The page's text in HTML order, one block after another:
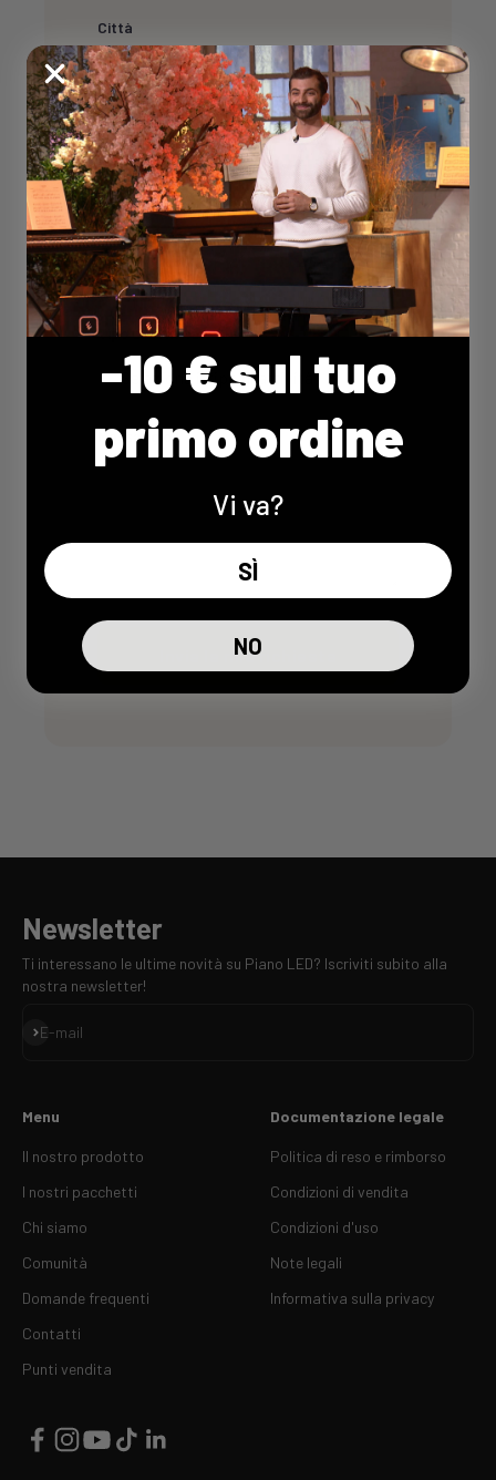
Città
E-mail *
Telefono
Tipo di attività *
Messaggio *
Invia la mia richiesta
Newsletter
Ti interessano le ultime novità su Piano LED? Iscriviti subito alla
nostra newsletter!
E-mail
Iscriviti
Menu
Il nostro prodotto
I nostri pacchetti
Chi siamo
Comunità
Domande frequenti
Contatti
Punti vendita
Documentazione legale
Politica di reso e rimborso
Condizioni di vendita
Condizioni d'uso
Note legali
Informativa sulla privacy
-10 € sul tuo
primo ordine
Vi va?
SÌ
NO